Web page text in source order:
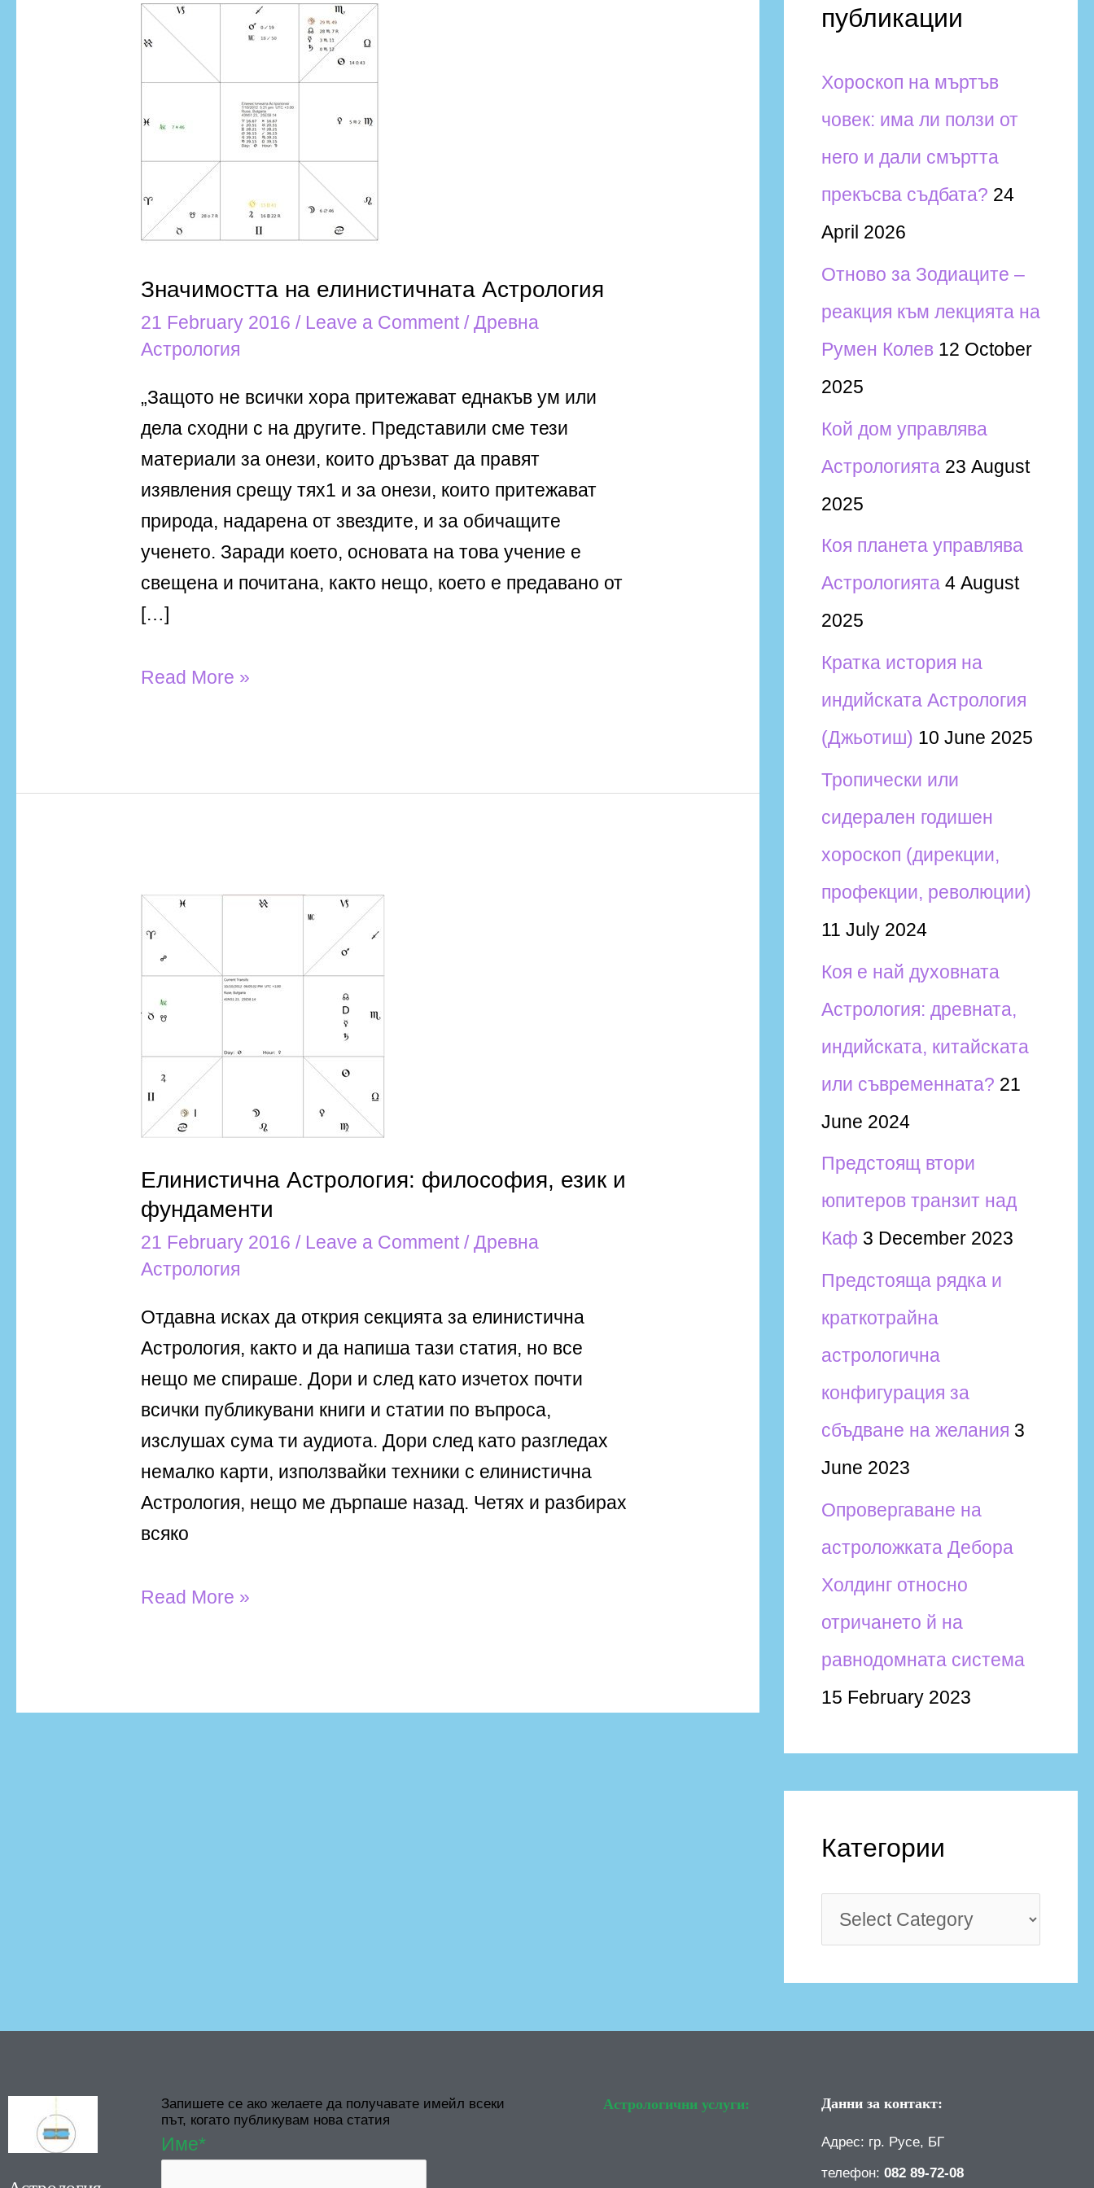
Значимостта на елинистичната Астрология
21 February 2016/ Leave a Comment /Древна
Астрология
„Защото не всички хора притежават еднакъв ум или
дела сходни с на другите. Представили сме тези
материали за онези, които дръзват да правят
изявления срещу тях1 и за онези, които притежават
природа, надарена от звездите, и за обичащите
ученето. Заради което, основата на това учение е
свещена и почитана, както нещо, което е предавано от
[…]
Значимостта
на
елинистичната
Read More »
Елинистична Астрология: философия, език и
фундаменти
21 February 2016/ Leave a Comment /Древна
Астрология
Отдавна исках да открия секцията за елинистична
Астрология, както и да напиша тази статия, но все
нещо ме спираше. Дори и след като изчетох почти
всички публикувани книги и статии по въпроса,
изслушах сума ти аудиота. Дори след като разгледах
немалко карти, използвайки техники с елинистична
Астрология, нещо ме дърпаше назад. Четях и разбирах
всяко
Елинистична
Астрология:
философия,
език
фундаменти
Read More »
h
o
r
:
публикации
Хороскоп на мъртъв
човек: има ли ползи от
него и дали смъртта
прекъсва съдбата? 24
April 2026
Отново за Зодиаците –
реакция към лекцията на
Румен Колев 12 October
2025
Кой дом управлява
Астрологията 23 August
2025
Коя планета управлява
Астрологията 4 August
2025
Кратка история на
индийската Астрология
(Джьотиш) 10 June 2025
Тропически или
сидерален годишен
хороскоп (дирекции,
профекции, революции)
11 July 2024
Коя е най духовната
Астрология: древната,
индийската, китайската
или съвременната? 21
June 2024
Предстоящ втори
юпитеров транзит над
Каф 3 December 2023
Предстояща рядка и
краткотрайна
астрологична
конфигурация за
сбъдване на желания 3
June 2023
Опровергаване на
астроложката Дебора
Холдинг относно
отричането й на
равнодомната система
15 February 2023
Категории
Запишете се ако желаете да получавате имейл всеки
път, когато публикувам нова статия
Име*
Астрологични услуги: Данни за контакт:
Адрес: гр. Русе, БГ
телефон: 082 89-72-08